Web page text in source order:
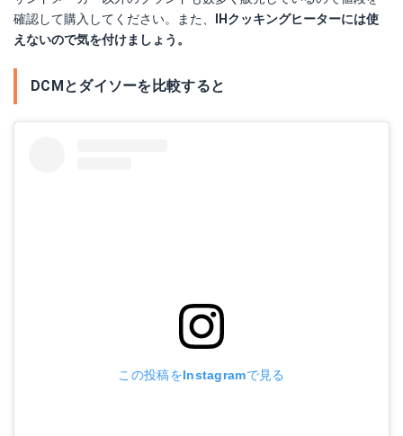
確認して購入してください。また、
IHクッキングヒーターには使
えないので気を付けましょう。
DCMとダイソーを比較すると
この投稿をInstagramで見る